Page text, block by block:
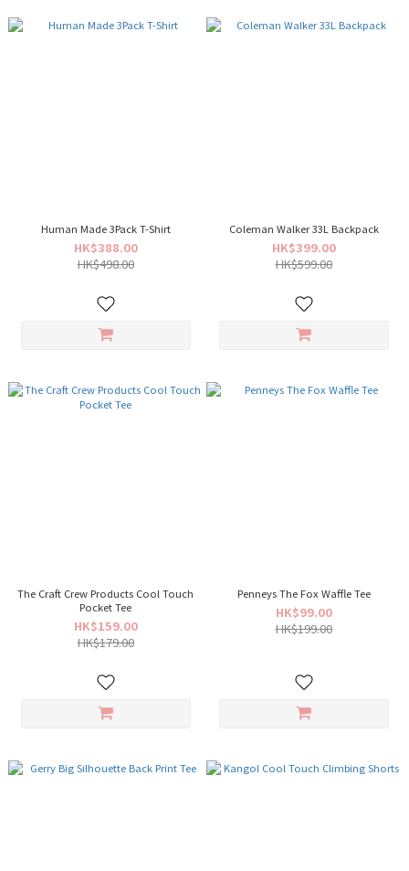
Human Made 3Pack T-Shirt
HK$388.00
HK$498.00
Coleman Walker 33L Backpack
HK$399.00
HK$599.00
The Craft Crew Products Cool Touch
Pocket Tee
HK$159.00
HK$179.00
Penneys The Fox Waffle Tee
HK$99.00
HK$199.00